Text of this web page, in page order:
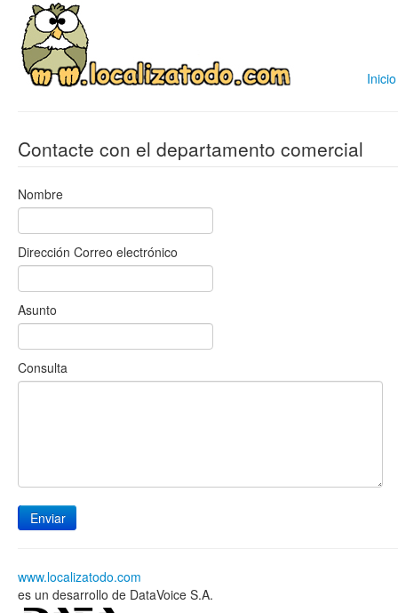
Inicio
Contacte con el departamento comercial
Nombre
Dirección Correo electrónico
Asunto
Consulta
www.localizatodo.com
es un desarrollo de DataVoice S.A.